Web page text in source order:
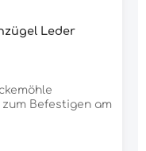
Leder
Befestigen am